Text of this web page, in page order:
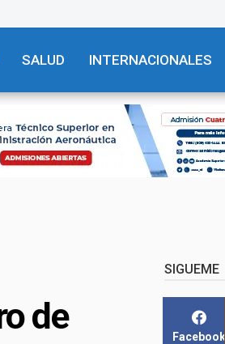
SALUD INTERNACIONALES
de
SIGUEME
Facebook